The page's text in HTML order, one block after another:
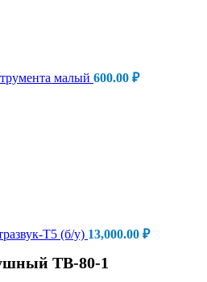
малый 600.00 ₽
Т5 (б/у) 13,000.00 ₽
ТВ-80-1